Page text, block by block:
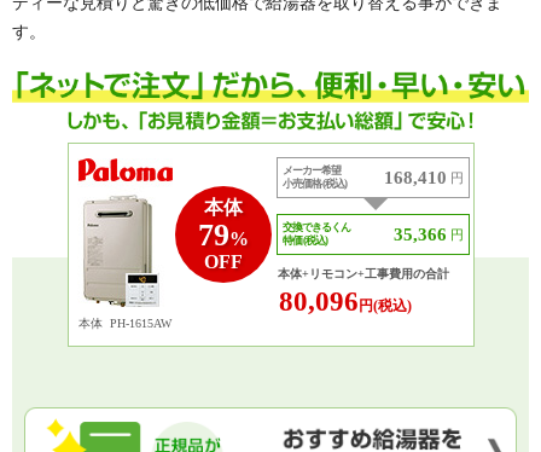
す。
本体
79%
OFF
本体 PH-1615AW
メーカー希望
小売価格 (税込)
168,410 円
交換できるくん
特価 (税込)
35,366 円
本体+リモコン+工事費用の合計
80,096円(税込)